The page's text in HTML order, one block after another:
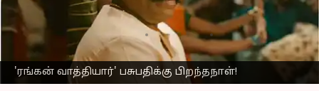
'ரங்கன் வாத்தியார்' பசுபதிக்கு பிறந்தநாள்!
படங்கள்
எழுதியவர் Venkatalakshmi V May 18, 2023 09:22 am
செய்தி முன்னோட்டம்